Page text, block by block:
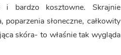
i bardzo kosztowne. Skrajnie
słoneczne, całkowity
skóra- to właśnie tak wygląda